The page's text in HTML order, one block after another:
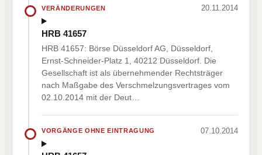
VERÄNDERUNGEN 20.11.2014
HRB 41657
HRB 41657: Börse Düsseldorf AG, Düsseldorf,
Ernst-Schneider-Platz 1, 40212 Düsseldorf. Die
Gesellschaft ist als übernehmender Rechtsträger
nach Maßgabe des Verschmelzungsvertrages vom
02.10.2014 mit der Deut…
VORGÄNGE OHNE EINTRAGUNG 07.10.2014